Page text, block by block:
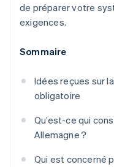
de préparer votre
exigences.
Sommaire
Idées reçues sur
obligatoire
Qu’est-ce qui
Allemagne ?
Qui est concerné